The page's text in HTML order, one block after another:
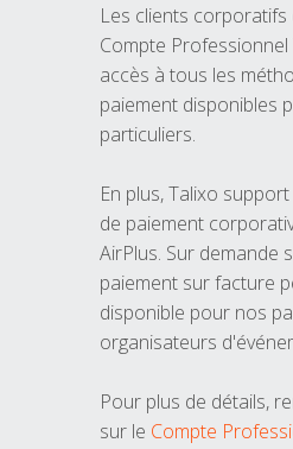
Les clients corporatifs
Compte
accès à tous les
paiement disponibles
particuliers.
En plus, Talixo
de paiement
AirPlus. Sur demande
paiement sur facture
disponible pour nos
organisateurs
Pour plus de détails,
sur le Compte